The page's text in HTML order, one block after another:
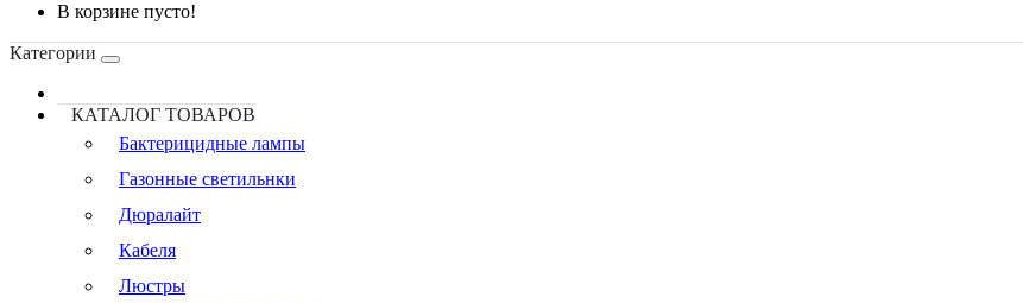
В корзине пусто!
Категории
КАТАЛОГ ТОВАРОВ
Бактерицидные лампы
Газонные светильнки
Дюралайт
Кабеля
Люстры